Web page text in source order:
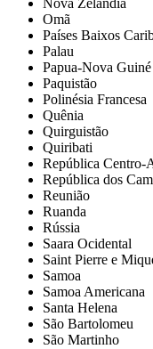
Omã
Países Baixos
Palau
Papua-Nova Guiné
Paquistão
Polinésia Francesa
Quênia
Quirguistão
Quiribati
República Centro-
República dos
Reunião
Ruanda
Rússia
Saara Ocidental
Saint Pierre e
Samoa
Samoa Americana
Santa Helena
São Bartolomeu
São Martinho